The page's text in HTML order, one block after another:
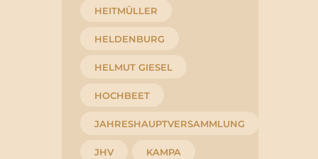
HEITMÜLLER
HELDENBURG
HELMUT GIESEL
HOCHBEET
JAHRESHAUPTVERSAMMLUNG
JHV KAMPA